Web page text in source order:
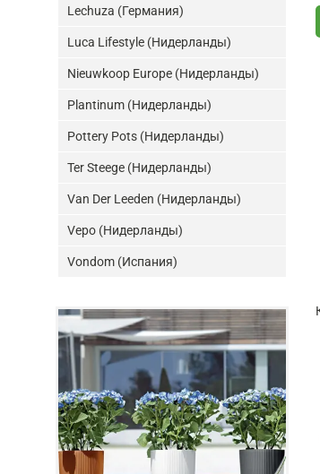
Lechuza (Германия)
Luca Lifestyle (Нидерланды)
Nieuwkoop Europe (Нидерланды)
Plantinum (Нидерланды)
Pottery Pots (Нидерланды)
Ter Steege (Нидерланды)
Van Der Leeden (Нидерланды)
Vepo (Нидерланды)
Vondom (Испания)